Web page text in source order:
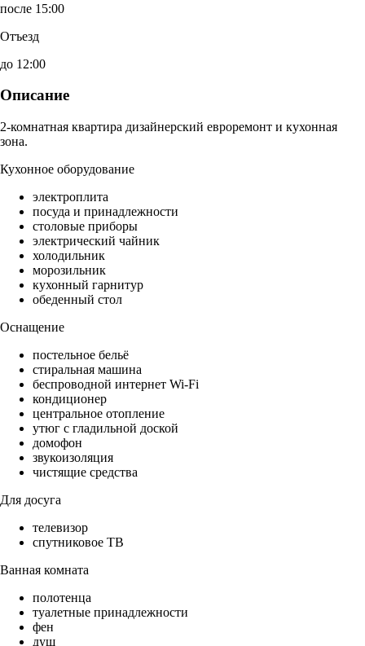
после 15:00
Отъезд
до 12:00
Описание
2-комнатная квартира дизайнерский евроремонт и кухонная
зона.
Кухонное оборудование
электроплита
посуда и принадлежности
столовые приборы
электрический чайник
холодильник
морозильник
кухонный гарнитур
обеденный стол
Оснащение
постельное бельё
стиральная машина
беспроводной интернет Wi-Fi
кондиционер
центральное отопление
утюг с гладильной доской
домофон
звукоизоляция
чистящие средства
Для досуга
телевизор
спутниковое ТВ
Ванная комната
полотенца
туалетные принадлежности
фен
душ